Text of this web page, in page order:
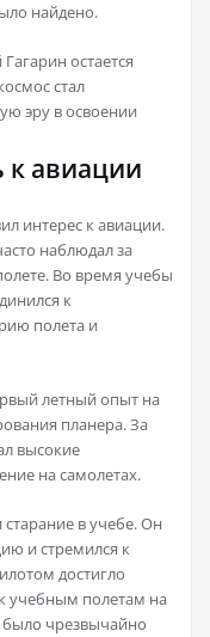
найдено.
остается
стал
эру в освоении
к авиации
интерес к авиации.
наблюдал за
Во время учебы
к
полета и
летный опыт на
планера. За
высокие
на самолетах.
в учебе. Он
и стремился к
достигло
учебным полетам на
было чрезвычайно